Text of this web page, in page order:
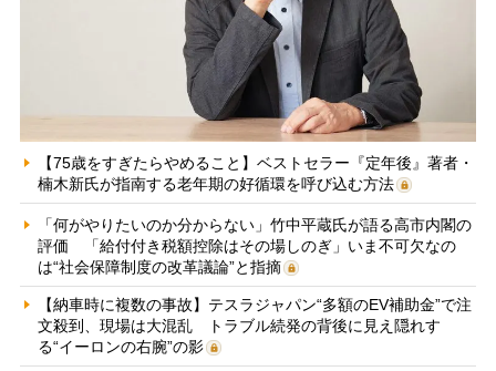
【75歳をすぎたらやめること】ベストセラー『定年後』著者・
楠木新氏が指南する老年期の好循環を呼び込む方法
「何がやりたいのか分からない」竹中平蔵氏が語る高市内閣の
評価 「給付付き税額控除はその場しのぎ」いま不可欠なの
は“社会保障制度の改革議論”と指摘
【納車時に複数の事故】テスラジャパン“多額のEV補助金”で注
文殺到、現場は大混乱 トラブル続発の背後に見え隠れす
る“イーロンの右腕”の影